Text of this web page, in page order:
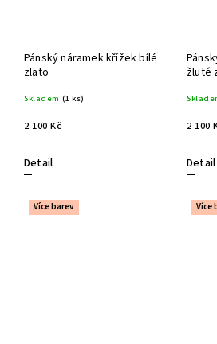
Pánský náramek křížek bílé
zlato
Skladem (1 ks)
2 100 Kč
Detail
žluté
2 100
Detail
Více barev Více